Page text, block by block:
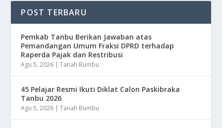
POST TERBARU
Pemkab Tanbu Berikan Jawaban atas
Pemandangan Umum Fraksi DPRD terhadap
Raperda Pajak dan Restribusi
Agu 5, 2026 |Tanah Bumbu
45 Pelajar Resmi Ikuti Diklat Calon Paskibraka
Tanbu 2026
Agu 5, 2026 |Tanah Bumbu